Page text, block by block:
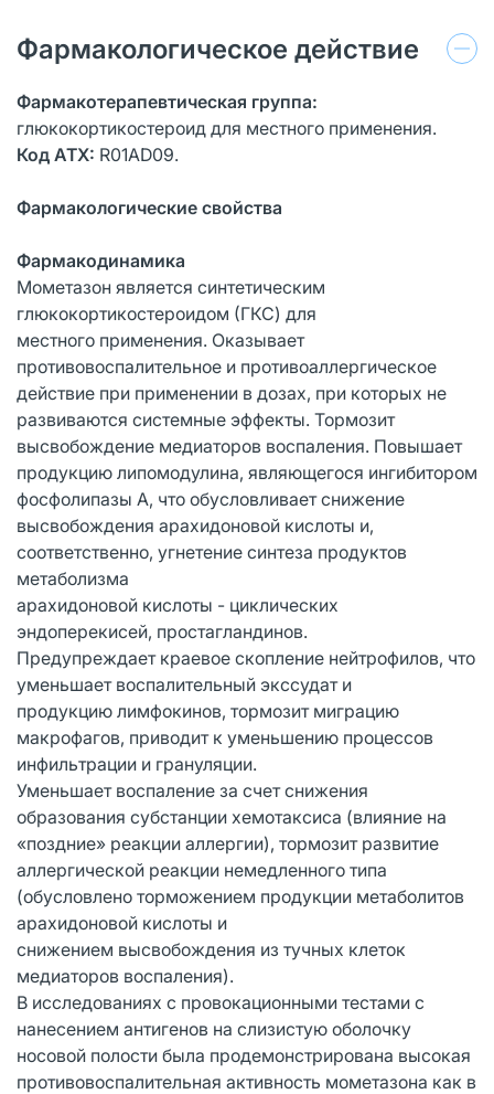
Фармакологическое действие
Фармакотерапевтическая группа:
глюкокортикостероид для местного применения.
Код АТХ: R01AD09.
Фармакологические свойства
Фармакодинамика
Мометазон является синтетическим
глюкокортикостероидом (ГКС) для
местного применения. Оказывает
противовоспалительное и противоаллергическое
действие при применении в дозах, при которых не
развиваются системные эффекты. Тормозит
высвобождение медиаторов воспаления. Повышает
продукцию липомодулина, являющегося ингибитором
фосфолипазы А, что обусловливает снижение
высвобождения арахидоновой кислоты и,
соответственно, угнетение синтеза продуктов
метаболизма
арахидоновой кислоты - циклических
эндоперекисей, простагландинов.
Предупреждает краевое скопление нейтрофилов, что
уменьшает воспалительный экссудат и
продукцию лимфокинов, тормозит миграцию
макрофагов, приводит к уменьшению процессов
инфильтрации и грануляции.
Уменьшает воспаление за счет снижения
образования субстанции хемотаксиса (влияние на
«поздние» реакции аллергии), тормозит развитие
аллергической реакции немедленного типа
(обусловлено торможением продукции метаболитов
арахидоновой кислоты и
снижением высвобождения из тучных клеток
медиаторов воспаления).
В исследованиях с провокационными тестами с
нанесением антигенов на слизистую оболочку
носовой полости была продемонстрирована высокая
противовоспалительная активность мометазона как в